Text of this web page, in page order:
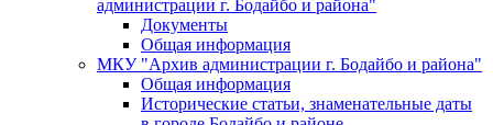
администрации г. Бодайбо и района"
Документы
Общая информация
МКУ "Архив администрации г. Бодайбо и района"
Общая информация
Исторические статьи, знаменательные даты